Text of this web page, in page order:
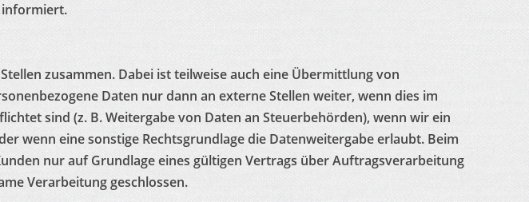
informiert.
zusammen. Dabei ist teilweise auch eine Übermittlung von
Daten nur dann an externe Stellen weiter, wenn dies im
sind (z. B. Weitergabe von Daten an Steuerbehörden), wenn wir ein
wenn eine sonstige Rechtsgrundlage die Datenweitergabe erlaubt. Beim
nur auf Grundlage eines gültigen Vertrags über Auftragsverarbeitung
Verarbeitung geschlossen.